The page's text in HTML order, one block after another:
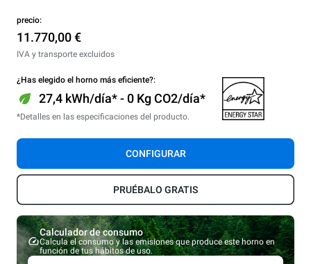
precio:
11.770,00 €
IVA y transporte excluidos
¿Has elegido el horno más eficiente?:
27,4 kWh/día* - 0 Kg CO2/día*
*Detalles en las especificaciones del producto.
CONFIGURAR
PRUÉBALO GRATIS
Calculador de consumo
Calcula el consumo y las emisiones que produce este horno en
función de tus hábitos de uso.